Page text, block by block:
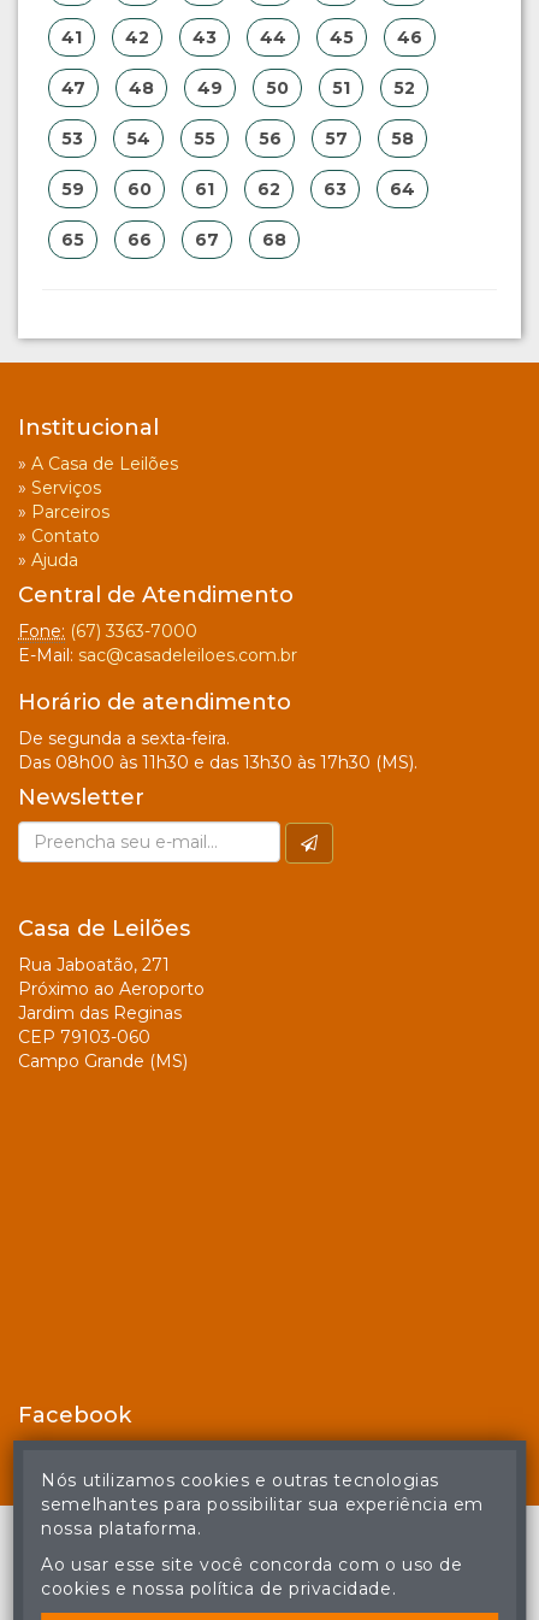
41 42 43 44 45 46
47 48 49 50 51 52
53 54 55 56 57 58
59 60 61 62 63 64
65 66 67 68
Institucional
» A Casa de Leilões
» Serviços
» Parceiros
» Contato
» Ajuda
Central de Atendimento
Fone: (67) 3363-7000
E-Mail: sac@casadeleiloes.com.br
Horário de atendimento
De segunda a sexta-feira.
Das 08h00 às 11h30 e das 13h30 às 17h30 (MS).
Newsletter
Casa de Leilões
Rua Jaboatão, 271
Próximo ao Aeroporto
Jardim das Reginas
CEP 79103-060
Campo Grande (MS)
Facebook
© Casa de Leilões - Todos os direitos reservados
A cópia ou reprodução não autorizada do conteúdo deste site
Nós utilizamos cookies e outras tecnologias
semelhantes para possibilitar sua experiência em
nossa plataforma.
Ao usar esse site você concorda com o uso de
cookies e nossa política de privacidade.